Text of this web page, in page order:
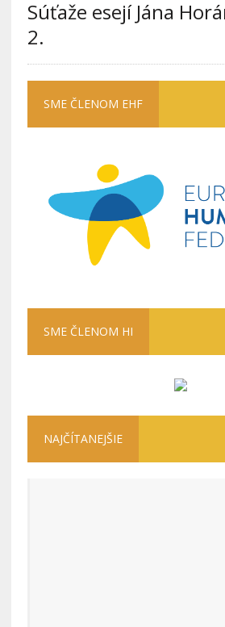
Súťaže esejí Jána
2.
SME ČLENOM EHF
SME ČLENOM HI
NAJČÍTANEJŠIE